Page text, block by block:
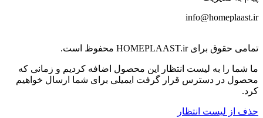
info@homeplaast.ir
تمامی حقوق برای HOMEPLAAST.ir محفوظ است.
ما شما را به لیست انتظار این محصول اضافه کردیم و زمانی که
محصول در دسترس قرار گرفت ایمیلی برای شما ارسال خواهیم
کرد.
حذف از لیست انتظار